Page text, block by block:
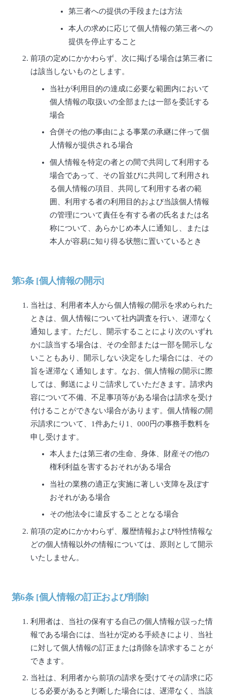
第三者への提供の手段または方法
本人の求めに応じて個人情報の第三者への
提供を停止すること
前項の定めにかかわらず、次に掲げる場合は第三者に
は該当しないものとします。
当社が利用目的の達成に必要な範囲内において
個人情報の取扱いの全部または一部を委託する
場合
合併その他の事由による事業の承継に伴って個
人情報が提供される場合
個人情報を特定の者との間で共同して利用する
場合であって、その旨並びに共同して利用され
る個人情報の項目、共同して利用する者の範
囲、利用する者の利用目的および当該個人情報
の管理について責任を有する者の氏名または名
称について、あらかじめ本人に通知し、または
本人が容易に知り得る状態に置いているとき
第5条 [個人情報の開示]
当社は、利用者本人から個人情報の開示を求められた
ときは、個人情報について社内調査を行い、遅滞なく
通知します。ただし、開示することにより次のいずれ
かに該当する場合は、その全部または一部を開示しな
いこともあり、開示しない決定をした場合には、その
旨を遅滞なく通知します。なお、個人情報の開示に際
しては、郵送によりご請求していただきます。請求内
容について不備、不足事項等がある場合は請求を受け
付けることができない場合があります。個人情報の開
示請求について、1件あたり1、000円の事務手数料を
申し受けます。
本人または第三者の生命、身体、財産その他の
権利利益を害するおそれがある場合
当社の業務の適正な実施に著しい支障を及ぼす
おそれがある場合
その他法令に違反することとなる場合
前項の定めにかかわらず、履歴情報および特性情報な
どの個人情報以外の情報については、原則として開示
いたしません。
第6条 [個人情報の訂正および削除]
利用者は、当社の保有する自己の個人情報が誤った情
報である場合には、当社が定める手続きにより、当社
に対して個人情報の訂正または削除を請求することが
できます。
当社は、利用者から前項の請求を受けてその請求に応
じる必要があると判断した場合には、遅滞なく、当該